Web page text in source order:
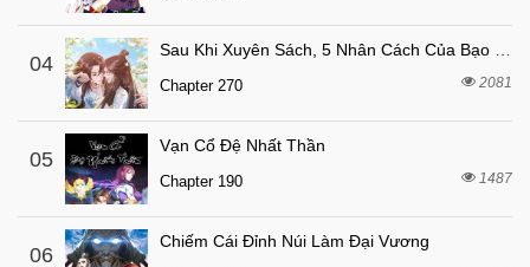
Chapter 23 7 tháng trước
Chapter 22 7 tháng trước
Chapter 21
Chapter 20 7 tháng trước
Chapter 19
Chapter 18 7 tháng trước
Chapter 17
04
Chapter 270 2081
05
Vạn Cổ Đệ Nhất Thần
Chapter 190 1487
06
Chiếm Cái Đỉnh Núi Làm Đại Vương